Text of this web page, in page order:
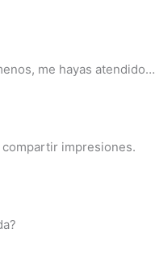
me hayas atendido…
impresiones.